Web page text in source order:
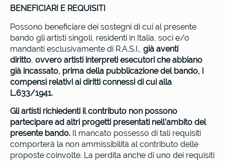
BENEFICIARI E REQUISITI
Possono beneficiare dei sostegni di cui al presente
bando gli artisti singoli, residenti in Italia, soci e/o
mandanti esclusivamente di R.A.S.I., già aventi
diritto, ovvero artisti interpreti esecutori che abbiano
già incassato, prima della pubblicazione del bando, i
compensi relativi ai diritti connessi di cui alla
L.633/1941.
Gli artisti richiedenti il contributo non possono
partecipare ad altri progetti presentati nell’ambito del
presente bando. Il mancato possesso di tali requisiti
comporterà la non ammissibilità al contributo delle
proposte coinvolte. La perdita anche di uno dei requisiti